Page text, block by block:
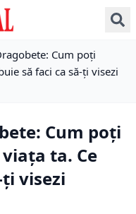
Cum poți
să faci ca să-ți visezi
Cum poți
ta. Ce
visezi